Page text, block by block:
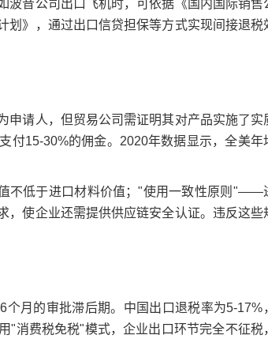
音公司出口飞机时，可依据《国内国际销售
》，通过出口信贷担保等方式实现间接退税
请人，但贸易公司需证明其对产品实施了实
付15-30%的佣金。2020年数据显示，全美年
低于进口材料价值；"使用一致性原则"——
，使企业还需提供供应链安全认证。违反这些
月的审批滞后期。中国出口退税率为5-17%
"消费税免税"模式，企业出口环节完全不征税